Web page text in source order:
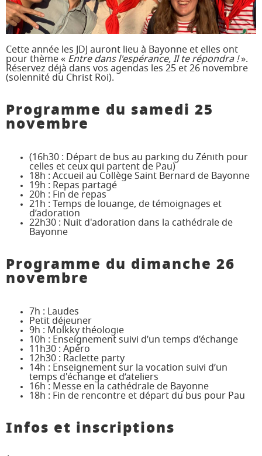
JD 4/3
Pélé Vélo
64
Dame
Garicoïts
Marche
de
Carême
Agur Maria
Jacquaire
Pros
Étudiants
Collégiens
des
jeunes
locales
Cette année les JDJ auront lieu à Bayonne et elles ont
pour thème « Entre dans l'espérance, Il te répondra !».
Réservez déjà dans vos agendas les 25 et 26 novembre
(solennité du Christ Roi).
Programme du samedi 25
novembre
(16h30 : Départ de bus au parking du Zénith pour
celles et ceux qui partent de Pau)
18h : Accueil au Collège Saint Bernard de Bayonne
19h : Repas partagé
20h : Fin de repas
21h : Temps de louange, de témoignages et
d’adoration
22h30 : Nuit d'adoration dans la cathédrale de
Bayonne
Programme du dimanche 26
novembre
7h : Laudes
Petit déjeuner
9h : Molkky théologie
10h : Enseignement suivi d’un temps d’échange
11h30 : Apéro
12h30 : Raclette party
14h : Enseignement sur la vocation suivi d’un
temps d'échange et d’ateliers
16h : Messe en la cathédrale de Bayonne
18h : Fin de rencontre et départ du bus pour Pau
Infos et inscriptions